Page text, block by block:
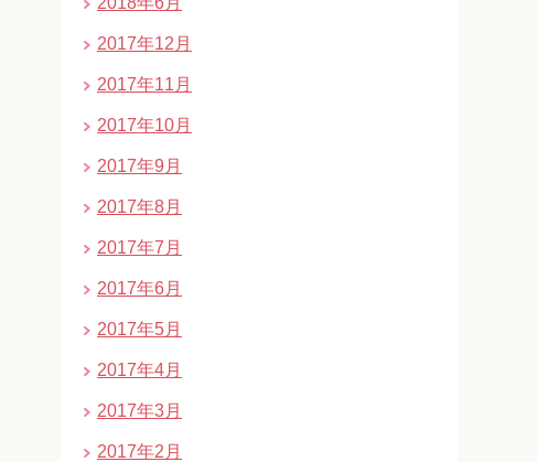
2017年12月
2017年11月
2017年10月
2017年9月
2017年8月
2017年7月
2017年6月
2017年5月
2017年4月
2017年3月
2017年2月